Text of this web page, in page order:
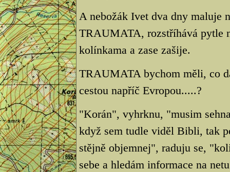
A nebožák Ivet dva dny maluje
TRAUMATA, rozstříhává pytle
kolínkama a zase zašije.
TRAUMATA bychom měli, co
cestou napříč Evropou.....?
"Korán", vyhrknu, "musim
když sem tudle viděl Bibli, tak
stějně objemnej", raduju se,
sebe a hledám informace na